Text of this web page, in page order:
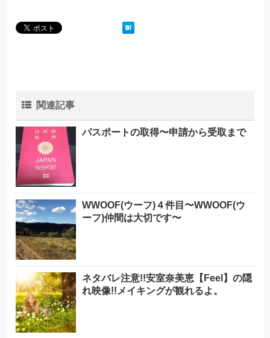
関連記事
パスポートの取得〜申請から受取まで
WWOOF(ウーフ)４件目〜WWOOF(ウ
ーフ)仲間は大切です〜
ネタバレ注意!!安室奈美恵【Feel】の隠
れ映像!!メイキングが観れるよ。